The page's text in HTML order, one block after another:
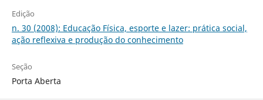
Edição
n. 30 (2008): Educação Física, esporte e lazer: prática social,
ação reflexiva e produção do conhecimento
Seção
Porta Aberta